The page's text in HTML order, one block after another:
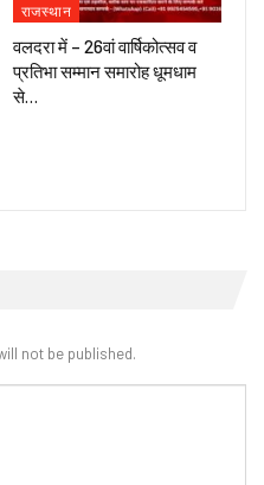
राजस्थान
वलदरा में – 26वां वार्षिकोत्सव व
प्रतिभा सम्मान समारोह धूमधाम
से…
not be published.